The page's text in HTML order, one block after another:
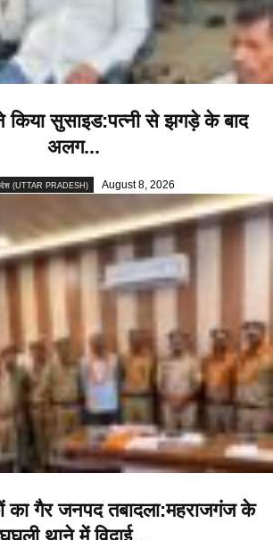
किया सुसाइड:पत्नी से झगड़े के बाद
अलग...
(UTTAR PRADESH) August 8, 2026
का गैर जनपद तबादला:महराजगंज के